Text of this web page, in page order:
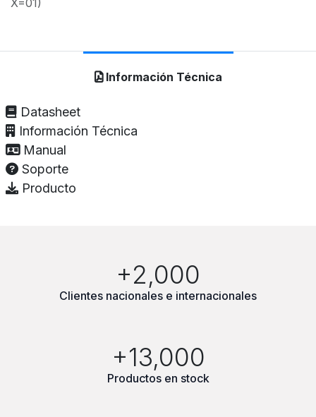
X=01)
Información Técnica
Datasheet
Información Técnica
Manual
Soporte
Producto
+2,000
Clientes nacionales e internacionales
+13,000
Productos en stock